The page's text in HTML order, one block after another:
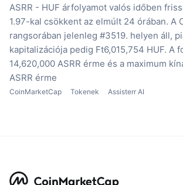
ASRR - HUF árfolyamot valós időben
1.97-kal csökkent az elmúlt 24 órában. A
rangsorában jelenleg #3519. helyen áll,
kapitalizációja pedig Ft6,015,754 HUF. A
14,620,000 ASRR érme és a maximum
ASRR érme
CoinMarketCap Tokenek Assisterr AI